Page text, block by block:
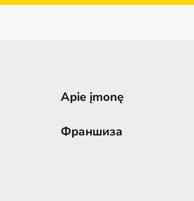
Apie įmonę
Франшиза